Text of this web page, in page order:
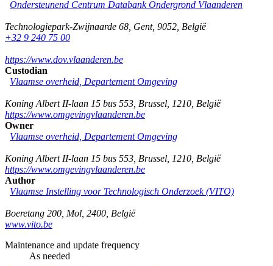
Ondersteunend Centrum Databank Ondergrond Vlaanderen
Technologiepark-Zwijnaarde 68 Gent, 9052 België
+32 9 240 75 00
https://www.dov.vlaanderen.be
Custodian
Vlaamse overheid, Departement Omgeving
Koning Albert II-laan 15 bus 553 Brussel 1210 België
https://www.omgevingvlaanderen.be
Owner
Vlaamse overheid, Departement Omgeving
Koning Albert II-laan 15 bus 553 Brussel 1210 België
https://www.omgevingvlaanderen.be
Author
Vlaamse Instelling voor Technologisch Onderzoek (VITO)
Boeretang 200 Mol 2400 België
www.vito.be
Maintenance and update frequency
As needed